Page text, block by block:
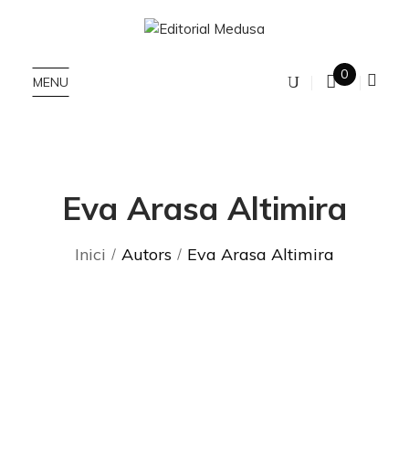
MENU 0
Eva Arasa Altimira
Inici Autors Eva Arasa Altimira